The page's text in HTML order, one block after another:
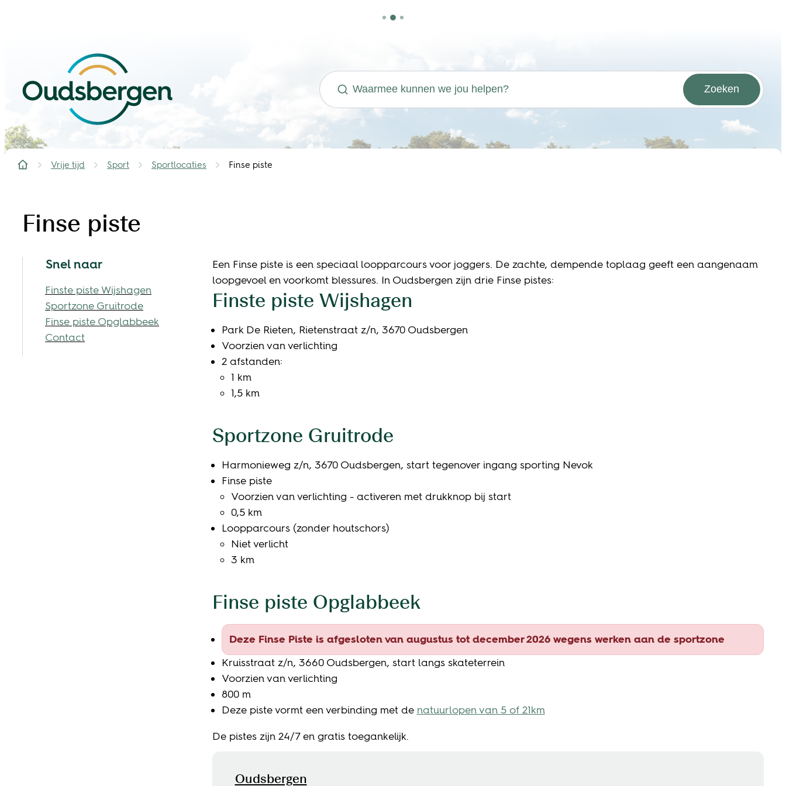
Oudsbergen
Waarmee kunnen we jou helpen?
Zoeken
Startpagina
Vrije tijd Sport Sportlocaties Finse piste
Finse piste
Snel naar
Finste piste Wijshagen
Sportzone Gruitrode
Finse piste Opglabbeek
Contact
Een Finse piste is een speciaal loopparcours voor joggers. De zachte, dempende toplaag geeft een aangenaam
loopgevoel en voorkomt blessures. In Oudsbergen zijn drie Finse pistes:
Finste piste Wijshagen
Park De Rieten, Rietenstraat z/n, 3670 Oudsbergen
Voorzien van verlichting
2 afstanden:
1 km
1,5 km
Sportzone Gruitrode
Harmonieweg z/n, 3670 Oudsbergen, start tegenover ingang sporting Nevok
Finse piste
Voorzien van verlichting - activeren met drukknop bij start
0,5 km
Loopparcours (zonder houtschors)
Niet verlicht
3 km
Finse piste Opglabbeek
Deze Finse Piste is afgesloten van augustus tot december 2026 wegens werken aan de sportzone
Kruisstraat z/n, 3660 Oudsbergen, start langs skateterrein
Voorzien van verlichting
800 m
Deze piste vormt een verbinding met de natuurlopen van 5 of 21km
De pistes zijn 24/7 en gratis toegankelijk.
Contact
Oudsbergen